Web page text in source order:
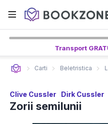
Transport
Carti Beletristica
Clive Cussler Dirk Cussler
Zorii semilunii